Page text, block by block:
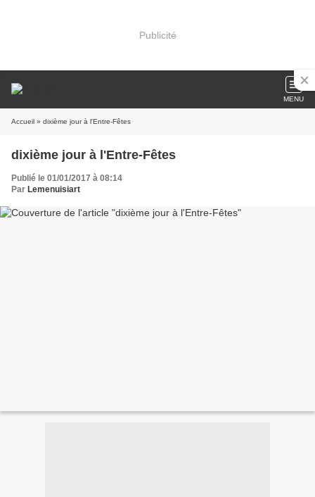
Publicité
MENU
Accueil » dixième jour à l'Entre-Fêtes
dixième jour à l'Entre-Fêtes
Publié le 01/01/2017 à 08:14
Par Lemenuisiart